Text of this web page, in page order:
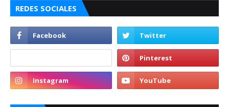
REDES SOCIALES